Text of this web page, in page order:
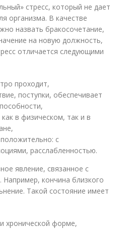
стресс, который не дает
организма. В качестве
назвать бракосочетание,
на новую должность,
отличается следующими
проходит,
поступки, обеспечивает
в физическом, так и в
с
расслабленностью.
явление, связанное с
кончина близкого
Такой состояние имеет
хронической форме,